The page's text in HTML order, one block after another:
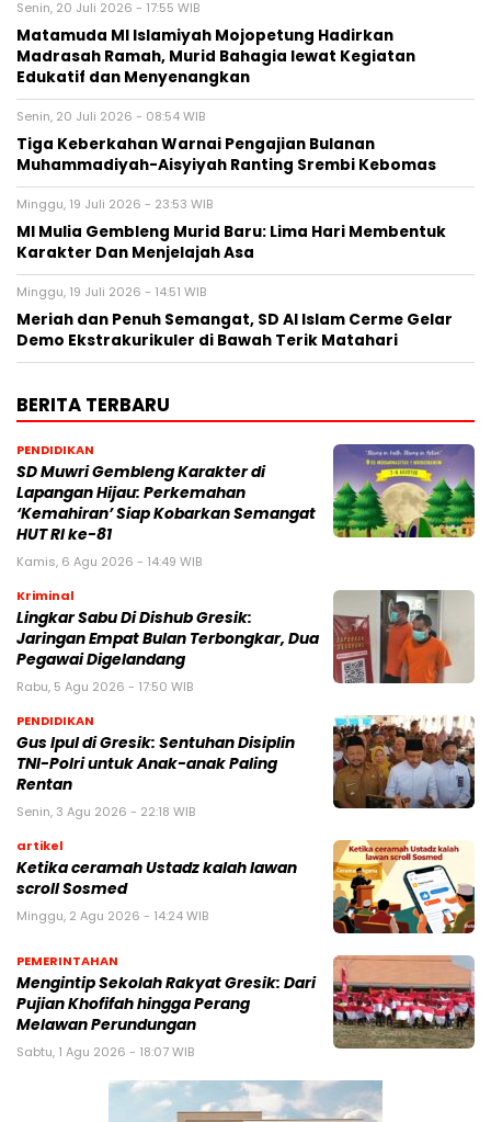
Senin, 20 Juli 2026 - 17:55 WIB
Matamuda MI Islamiyah Mojopetung Hadirkan
Madrasah Ramah, Murid Bahagia lewat Kegiatan
Edukatif dan Menyenangkan
Senin, 20 Juli 2026 - 08:54 WIB
Tiga Keberkahan Warnai Pengajian Bulanan
Muhammadiyah-Aisyiyah Ranting Srembi Kebomas
Minggu, 19 Juli 2026 - 23:53 WIB
MI Mulia Gembleng Murid Baru: Lima Hari Membentuk
Karakter Dan Menjelajah Asa
Minggu, 19 Juli 2026 - 14:51 WIB
Meriah dan Penuh Semangat, SD Al Islam Cerme Gelar
Demo Ekstrakurikuler di Bawah Terik Matahari
BERITA TERBARU
PENDIDIKAN
SD Muwri Gembleng Karakter di
Lapangan Hijau: Perkemahan
‘Kemahiran’ Siap Kobarkan Semangat
HUT RI ke-81
Kamis, 6 Agu 2026 - 14:49 WIB
Kriminal
Lingkar Sabu Di Dishub Gresik:
Jaringan Empat Bulan Terbongkar, Dua
Pegawai Digelandang
Rabu, 5 Agu 2026 - 17:50 WIB
PENDIDIKAN
Gus Ipul di Gresik: Sentuhan Disiplin
TNI-Polri untuk Anak-anak Paling
Rentan
Senin, 3 Agu 2026 - 22:18 WIB
artikel
Ketika ceramah Ustadz kalah lawan
scroll Sosmed
Minggu, 2 Agu 2026 - 14:24 WIB
PEMERINTAHAN
Mengintip Sekolah Rakyat Gresik: Dari
Pujian Khofifah hingga Perang
Melawan Perundungan
Sabtu, 1 Agu 2026 - 18:07 WIB